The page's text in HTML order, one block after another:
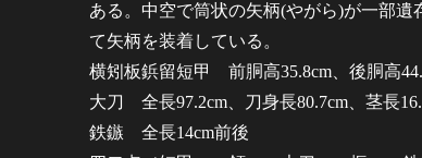
ある。中空で筒状の矢柄(やがら)が一部
て矢柄を装着している。
横矧板鋲留短甲 前胴高35.8cm、後胴高
大刀 全長97.2cm、刀身長80.7cm、茎長
鉄鏃 全長14cm前後